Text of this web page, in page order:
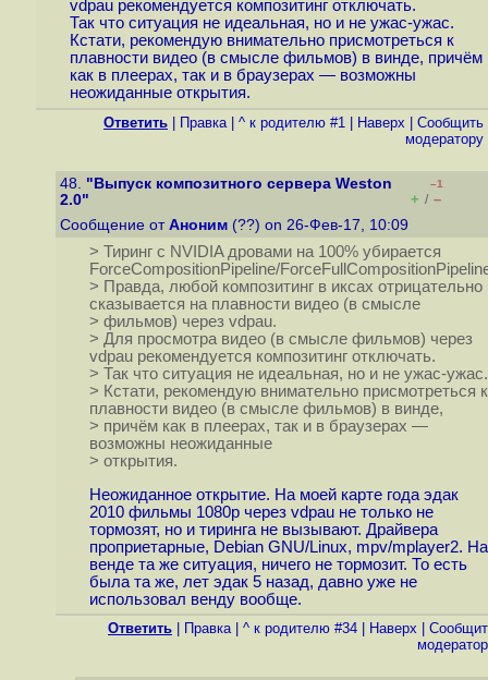
vdpau рекомендуется композитинг отключать.
Так что ситуация не идеальная, но и не ужас-ужас.
Кстати, рекомендую внимательно присмотреться к
плавности видео (в смысле фильмов) в винде, причём
как в плеерах, так и в браузерах — возможны
неожиданные открытия.
Ответить Правка| ^ к родителю #1 Наверх
Cообщить
модератору
48. "Выпуск композитного сервера Weston
2.0"
–1
+ / –
Сообщение от Аноним (??) on 26-Фев-17, 10:09
> Тиринг с NVIDIA дровами на 100% убирается
ForceCompositionPipeline/
> Правда, любой композитинг в иксах отрицательно
сказывается на плавности видео (в смысле
> фильмов) через vdpau.
> Для просмотра видео (в смысле фильмов) через
vdpau рекомендуется композитинг отключать.
> Так что ситуация не идеальная, но и не ужас-ужас.
> Кстати, рекомендую внимательно присмотреться к
плавности видео (в смысле фильмов) в винде,
> причём как в плеерах, так и в браузерах —
возможны неожиданные
> открытия.
Неожиданное открытие. На моей карте года эдак
2010 фильмы 1080p через vdpau не только не
тормозят, но и тиринга не вызывают. Драйвера
проприетарные, Debian GNU/Linux, mpv/mplayer2. На
венде та же ситуация, ничего не тормозит. То есть
была та же, лет эдак 5 назад, давно уже не
использовал венду вообще.
Ответить Правка| ^ к родителю #34 Наверх